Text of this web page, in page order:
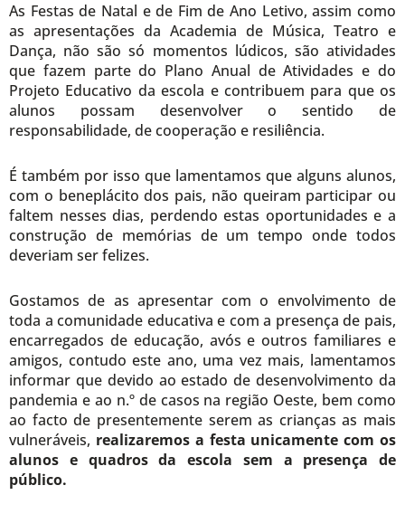
As Festas de Natal e de Fim de Ano Letivo, assim como
as apresentações da Academia de Música, Teatro e
Dança, não são só momentos lúdicos, são atividades
que fazem parte do Plano Anual de Atividades e do
Projeto Educativo da escola e contribuem para que os
alunos possam desenvolver o sentido de
responsabilidade, de cooperação e resiliência.
É também por isso que lamentamos que alguns alunos,
com o beneplácito dos pais, não queiram participar ou
faltem nesses dias, perdendo estas oportunidades e a
construção de memórias de um tempo onde todos
deveriam ser felizes.
Gostamos de as apresentar com o envolvimento de
toda a comunidade educativa e com a presença de pais,
encarregados de educação, avós e outros familiares e
amigos, contudo este ano, uma vez mais, lamentamos
informar que devido ao estado de desenvolvimento da
pandemia e ao n.º de casos na região Oeste, bem como
ao facto de presentemente serem as crianças as mais
vulneráveis, realizaremos a festa unicamente com os
alunos e quadros da escola sem a presença de
público.